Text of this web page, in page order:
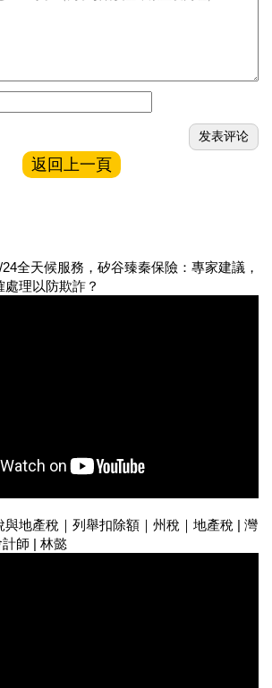
返回上一頁
24全天候服務，矽谷臻秦保險：專家建議，
理以防欺詐？
與地產稅｜列舉扣除額｜州稅｜地產稅 | 灣
師 | 林懿